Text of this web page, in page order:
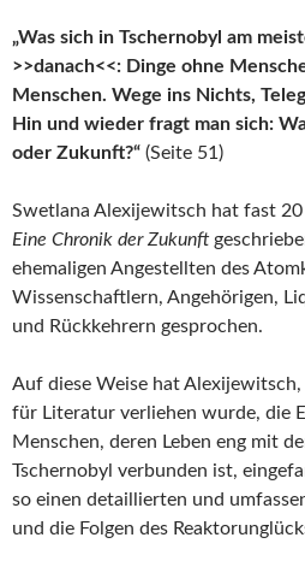
„Was sich in Tschernobyl am
>>danach<<: Dinge ohne
Menschen. Wege ins Nichts,
Hin und wieder fragt man sich:
oder Zukunft?“ (Seite 51)
Swetlana Alexijewitsch hat fast 20
Eine Chronik der Zukunft
ehemaligen Angestellten des
Wissenschaftlern, Angehörigen,
und Rückkehrern gesprochen.
Auf diese Weise hat
für Literatur verliehen wurde, die
Menschen, deren Leben eng mit
Tschernobyl verbunden ist,
so einen detaillierten und
und die Folgen des